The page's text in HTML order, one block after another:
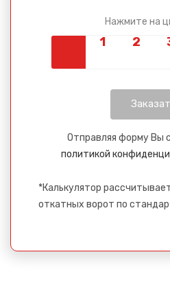
Нажмите на
Отправляя форму Вы
политикой
*Калькулятор
откатных ворот по